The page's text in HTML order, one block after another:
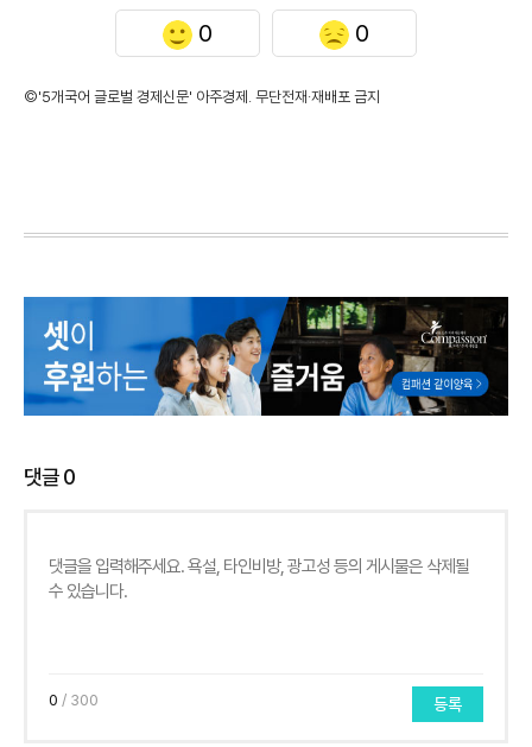
0 0
©'5개국어 글로벌 경제신문' 아주경제. 무단전재·재배포 금지
댓글0
0 / 300 등록